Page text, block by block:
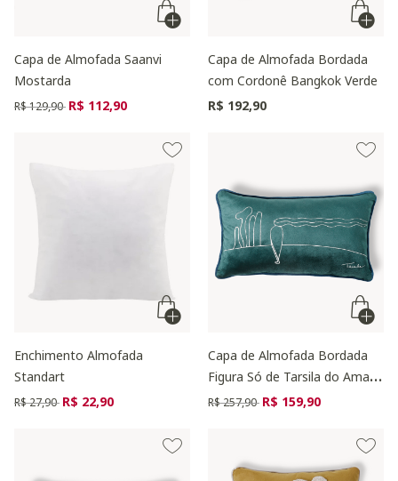
Capa de Almofada Saanvi
Mostarda
Preço reduzido de
R$ 129,90 para
R$ 112,90
Capa de Almofada Bordada
com Cordonê Bangkok Verde
R$ 192,90
Enchimento Almofada
Standart
Preço reduzido de
R$ 27,90 para
R$ 22,90
Capa de Almofada Bordada
Figura Só de Tarsila do Amaral
Verde
Preço reduzido de
R$ 257,90 para
R$ 159,90